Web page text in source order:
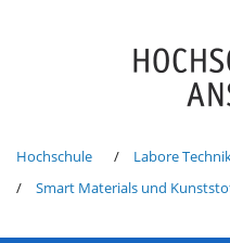
Hochschule
Labore
Smart Materials und